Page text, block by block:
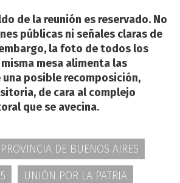
de la reunión es reservado. No
públicas ni señales claras de
la foto de todos los
mesa alimenta las
posible recomposición,
de cara al complejo
que se avecina.
PROVINCIA DE BUENOS AIRES
UNIÓN POR LA PATRIA